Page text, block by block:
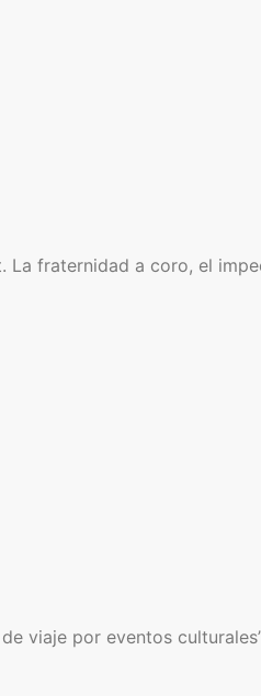
La fraternidad a coro, el
viaje por eventos